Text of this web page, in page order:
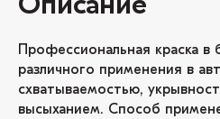
Описание
Профессиональная краска
различного применения в
схватываемостью,
высыханием. Способ